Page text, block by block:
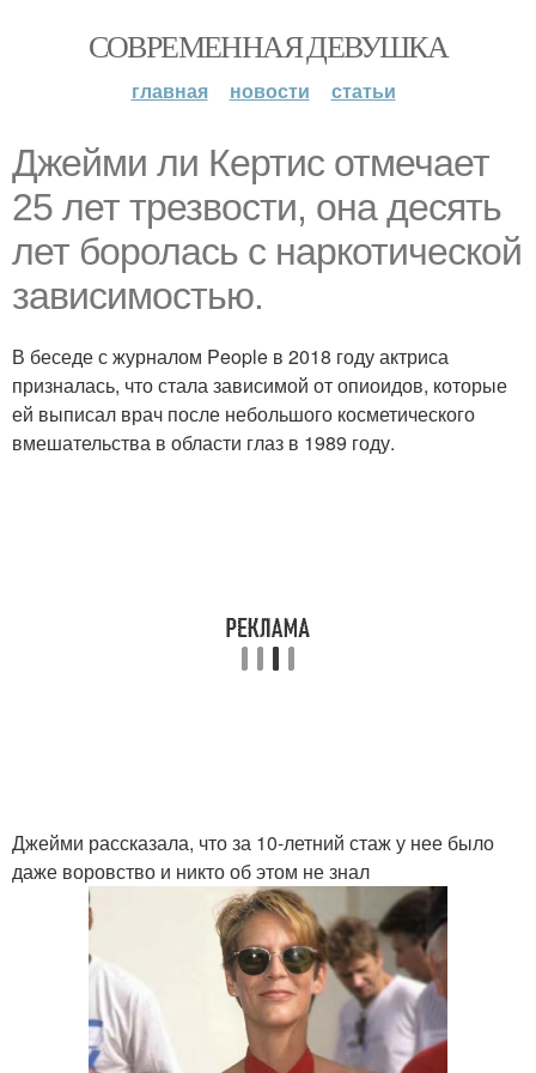
СОВРЕМЕННАЯ ДЕВУШКА
главная новости статьи
Джейми ли Кертис отмечает
25 лет трезвости, она десять
лет боролась с наркотической
зависимостью.
В беседе с журналом People в 2018 году актриса
призналась, что стала зависимой от опиоидов, которые
ей выписал врач после небольшого косметического
вмешательства в области глаз в 1989 году.
Джейми рассказала, что за 10-летний стаж у нее было
даже воровство и никто об этом не знал